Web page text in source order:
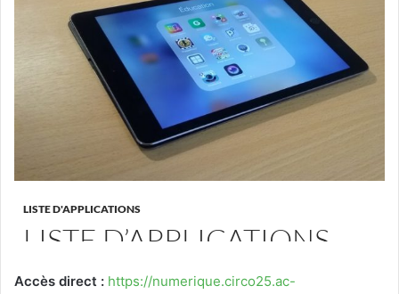
Accès direct : https://numerique.circo25.ac-